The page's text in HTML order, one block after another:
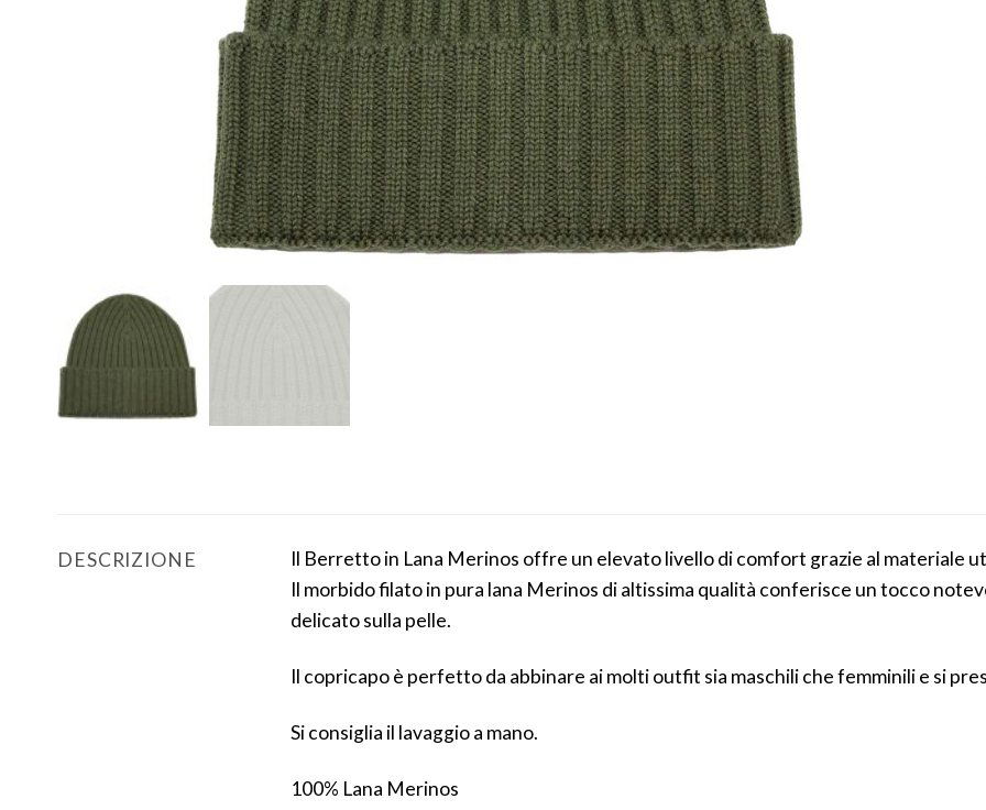
DESCRIZIONE
Il Berretto in Lana Merinos offre un elevato livello di comfort grazie al materiale
Il morbido filato in pura lana Merinos di altissima qualità conferisce un tocco
delicato sulla pelle.
Il copricapo è perfetto da abbinare ai molti outfit sia maschili che femminili e si
Si consiglia il lavaggio a mano.
100% Lana Merinos